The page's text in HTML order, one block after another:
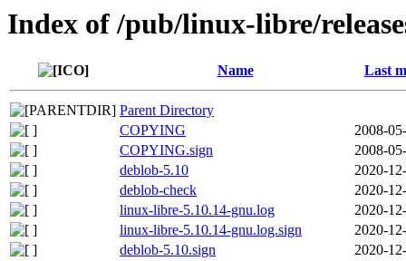
Index of /pub/linux-libre/
Name Last
Parent Directory
COPYING
2008-
COPYING.sign
2008-
deblob-5.10
2020-
deblob-check
2020-
linux-libre-5.10.14-gnu.log
2020-
linux-libre-5.10.14-gnu.log.sign
2020-
deblob-5.10.sign
2020-